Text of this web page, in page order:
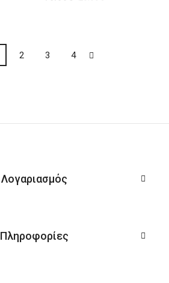
2 3 4
Λογαριασμός
Πληροφορίες